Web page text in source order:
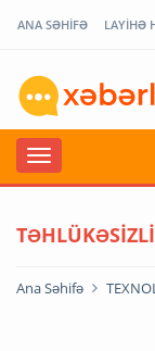
ANA SƏHİFƏ LAYİHƏ
Ana Səhifə